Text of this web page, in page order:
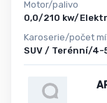
Motor/palivo
0,0/210 kw/
Karoserie/počet
SUV / Terénní/4-